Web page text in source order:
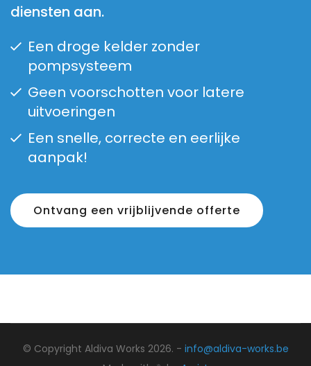
diensten aan.
Een droge kelder zonder
pompsysteem
Geen voorschotten voor latere
uitvoeringen
Een snelle, correcte en eerlijke
aanpak!
Ontvang een vrijblijvende offerte
© Copyright Aldiva Works 2026. - info@aldiva-works.be